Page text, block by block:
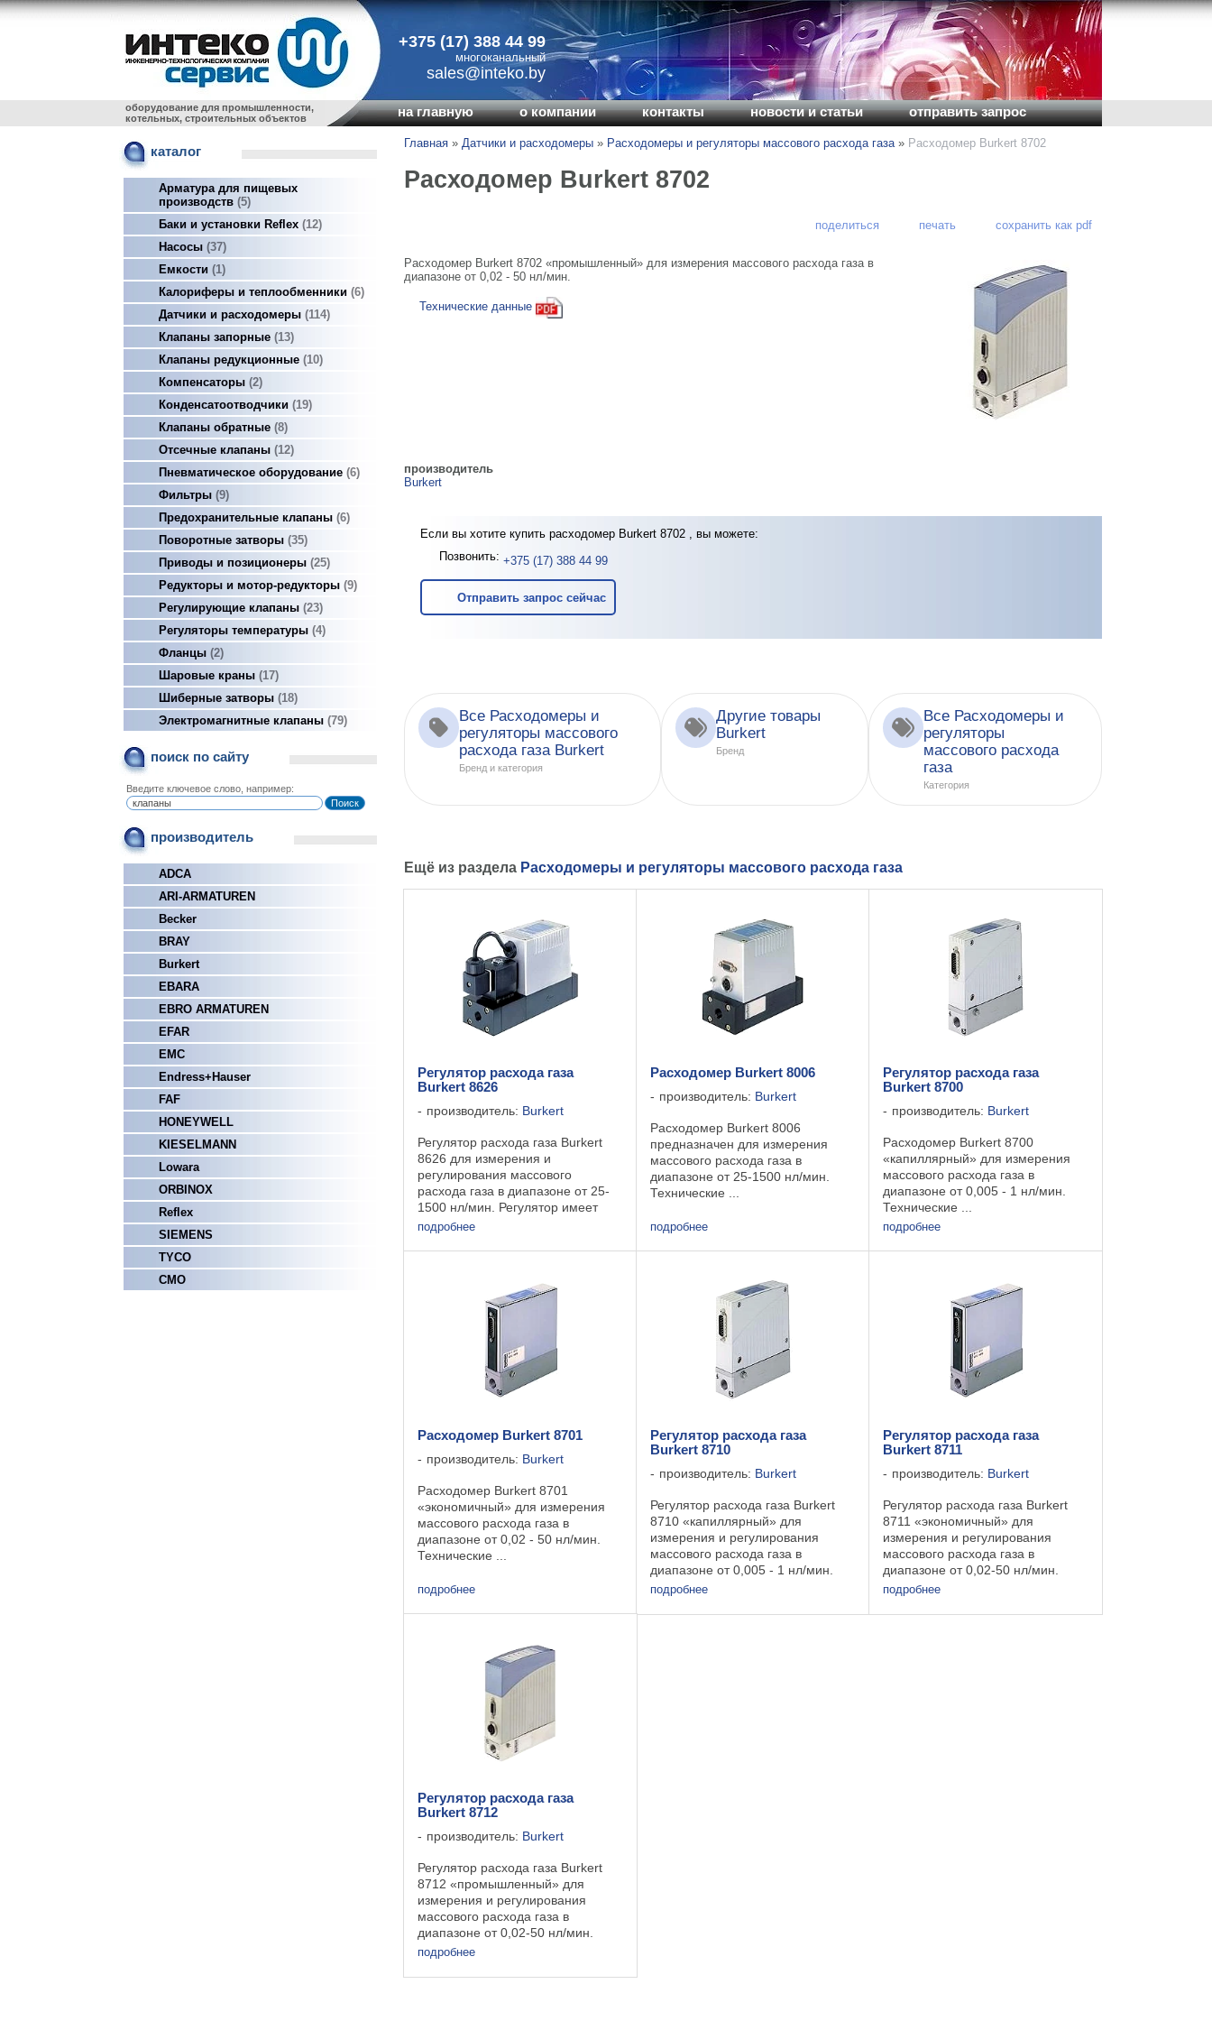
+375 (17) 388 44 99
многоканальный
sales@inteko.by
оборудование для промышленности,
котельных, строительных объектов
на главную о компании контакты новости и статьи отправить запрос
каталог
Арматура для пищевых
производств 5
Баки и установки Reflex 12
Насосы 37
Емкости
1
Калориферы и теплообменники 6
Датчики и расходомеры 114
Клапаны запорные 13
Клапаны редукционные 10
Компенсаторы 2
Конденсатоотводчики
19
Клапаны обратные 8
Отсечные клапаны 12
Пневматическое оборудование 6
Фильтры 9
Предохранительные клапаны 6
Поворотные затворы 35
Приводы и позиционеры 25
Редукторы и мотор-редукторы 9
Регулирующие клапаны 23
Регуляторы температуры 4
Фланцы 2
Шаровые краны 17
Шиберные затворы 18
Электромагнитные клапаны 79
поиск по сайту
Введите ключевое слово, например:
производитель
ADCA
ARI-ARMATUREN
Becker
BRAY
Burkert
EBARA
EBRO ARMATUREN
EFAR
EMC
Endress+Hauser
FAF
HONEYWELL
KIESELMANN
Lowara
ORBINOX
Reflex
SIEMENS
TYCO
СМО
Главная » Датчики и расходомеры » Расходомеры и регуляторы массового расхода газа » Расходомер Burkert 8702
Расходомер Burkert 8702
поделиться печать сохранить как pdf
Расходомер Burkert 8702 «промышленный» для измерения массового расхода газа в
диапазоне от 0,02 - 50 нл/мин.
Технические данные
производитель
Burkert
Если вы хотите купить расходомер Burkert 8702 , вы можете:
Позвонить: +375 (17) 388 44 99
Отправить запрос сейчас
Все Расходомеры и
регуляторы массового
расхода газа Burkert
Бренд и категория
Другие товары
Burkert
Бренд
Все Расходомеры и
регуляторы
массового расхода
газа
Категория
Ещё из раздела Расходомеры и регуляторы массового расхода газа
Регулятор расхода газа
Burkert 8626
производитель: Burkert
Регулятор расхода газа Burkert
8626 для измерения и
регулирования массового
расхода газа в диапазоне от 25-
1500 нл/мин. Регулятор имеет
встроенный пропорциональный
подробнее
Расходомер Burkert 8006
производитель: Burkert
Расходомер Burkert 8006
предназначен для измерения
массового расхода газа в
диапазоне от 25-1500 нл/мин.
Технические ...
подробнее
Регулятор расхода газа
Burkert 8700
производитель: Burkert
Расходомер Burkert 8700
«капиллярный» для измерения
массового расхода газа в
диапазоне от 0,005 - 1 нл/мин.
Технические ...
подробнее
Расходомер Burkert 8701
производитель: Burkert
Расходомер Burkert 8701
«экономичный» для измерения
массового расхода газа в
диапазоне от 0,02 - 50 нл/мин.
Технические ...
подробнее
Регулятор расхода газа
Burkert 8710
производитель: Burkert
Регулятор расхода газа Burkert
8710 «капиллярный» для
измерения и регулирования
массового расхода газа в
диапазоне от 0,005 - 1 нл/мин.
Технические ...
подробнее
Регулятор расхода газа
Burkert 8711
производитель: Burkert
Регулятор расхода газа Burkert
8711 «экономичный» для
измерения и регулирования
массового расхода газа в
диапазоне от 0,02-50 нл/мин.
Регулятор имеет встроенный
Технические ...
подробнее
Регулятор расхода газа
Burkert 8712
производитель: Burkert
Регулятор расхода газа Burkert
8712 «промышленный» для
измерения и регулирования
массового расхода газа в
диапазоне от 0,02-50 нл/мин.
Регулятор имеет встроенный
Технические данные ...
подробнее